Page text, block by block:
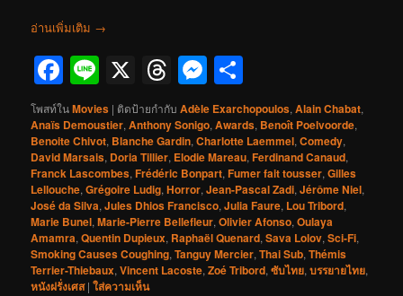
อ่านเพิ่มเติม →
Facebook
Line
X Threads
Messenger
โพสท์ในMovies | ติดป้ายกำกับ Adèle Exarchopoulos,Alain Chabat,
Anaïs Demoustier,Anthony Sonigo,Awards, Benoît Poelvoorde,
Benoite Chivot, Blanche Gardin,Charlotte Laemmel,Comedy,
David Marsais, Doria Tillier, Elodie Mareau,Ferdinand Canaud,
Franck Lascombes,Frédéric Bonpart,Fumer fait tousser,Gilles
Lellouche,Grégoire Ludig,Horror,Jean-Pascal Zadi,Jérôme Niel,
José da Silva,Jules Dhios Francisco,Julia Faure, Lou Tribord,
Marie Bunel,Marie-Pierre Bellefleur,Olivier Afonso,Oulaya
Amamra,Quentin Dupieux, Raphaël Quenard,Sava Lolov,Sci-Fi,
Smoking Causes Coughing,Tanguy Mercier,Thai Sub,Thémis
Terrier-Thiebaux,Vincent Lacoste,Zoé Tribord,ซับไทย,บรรยายไทย,
หนังฝรั่งเศส |ใส่ความเห็น